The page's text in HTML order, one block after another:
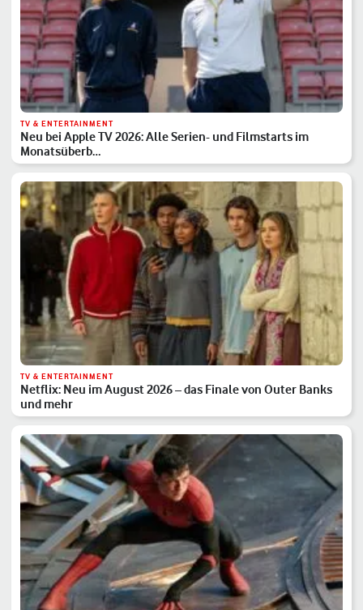
TV & ENTERTAINMENT
Neu bei Apple TV 2026: Alle Serien- und Filmstarts im
Monatsüberb…
TV & ENTERTAINMENT
Netflix: Neu im August 2026 – das Finale von Outer Banks
und mehr